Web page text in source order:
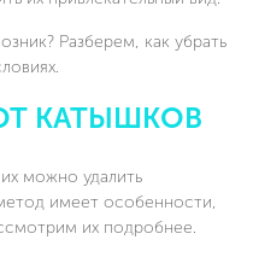
Разберем, как убрать
КАТЫШКОВ
можно удалить
имеет особенности,
их подробнее.